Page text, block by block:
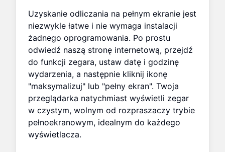
Uzyskanie odliczania na pełnym ekranie jest
niezwykle łatwe i nie wymaga instalacji
żadnego oprogramowania. Po prostu
odwiedź naszą stronę internetową, przejdź
do funkcji zegara, ustaw datę i godzinę
wydarzenia, a następnie kliknij ikonę
"maksymalizuj" lub "pełny ekran". Twoja
przeglądarka natychmiast wyświetli zegar
w czystym, wolnym od rozpraszaczy trybie
pełnoekranowym, idealnym do każdego
wyświetlacza.